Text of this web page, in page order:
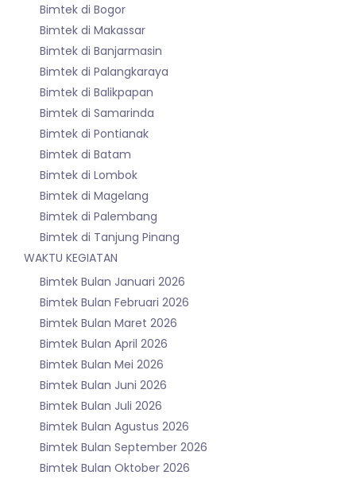
Bimtek di Bogor
Bimtek di Makassar
Bimtek di Banjarmasin
Bimtek di Palangkaraya
Bimtek di Balikpapan
Bimtek di Samarinda
Bimtek di Pontianak
Bimtek di Batam
Bimtek di Lombok
Bimtek di Magelang
Bimtek di Palembang
Bimtek di Tanjung Pinang
WAKTU KEGIATAN
Bimtek Bulan Januari 2026
Bimtek Bulan Februari 2026
Bimtek Bulan Maret 2026
Bimtek Bulan April 2026
Bimtek Bulan Mei 2026
Bimtek Bulan Juni 2026
Bimtek Bulan Juli 2026
Bimtek Bulan Agustus 2026
Bimtek Bulan September 2026
Bimtek Bulan Oktober 2026